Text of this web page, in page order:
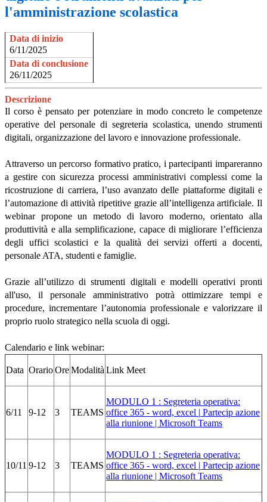
l'amministrazione scolastica
Data di inizio
6/11/2025
Data di conclusione
26/11/2025
Descrizione
Il corso è pensato per potenziare in modo concreto le competenze
operative del personale di segreteria scolastica, unendo strumenti
digitali, organizzazione del lavoro e innovazione professionale.
Attraverso un percorso formativo pratico, i partecipanti impareranno
a gestire con sicurezza processi amministrativi complessi come la
ricostruzione di carriera, l’uso avanzato delle piattaforme digitali e
l’automazione di attività ripetitive grazie all’intelligenza artificiale. Il
webinar propone un metodo di lavoro moderno, orientato alla
produttività e alla semplificazione, capace di migliorare l’efficienza
degli uffici scolastici e la qualità dei servizi offerti a docenti,
personale ATA, studenti e famiglie.
Grazie all’utilizzo di strumenti digitali e modelli operativi pronti
all'uso, il personale amministrativo potrà ottimizzare tempi e
procedure, incrementare l’autonomia professionale e valorizzare il
proprio ruolo strategico nella scuola di oggi.
Calendario e link webinar:
Data OrarioOreModalità Link Meet
6/11 9-12 3 TEAMS
MODULO 1 : Segreteria operativa:
office 365 - word, excel | Partecip azione
alla riunione | Microsoft Teams
10/11 9-12 3 TEAMS
MODULO 1 : Segreteria operativa:
office 365 - word, excel | Partecip azione
alla riunione | Microsoft Teams